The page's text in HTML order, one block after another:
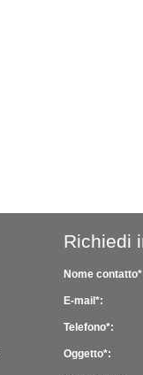
Richiedi
Nome
E-mail*:
Telefono*:
Oggetto*: